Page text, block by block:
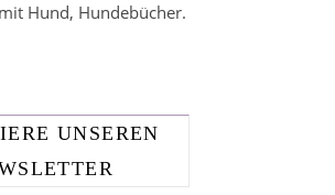
Hund, Hundebücher.
UNSEREN